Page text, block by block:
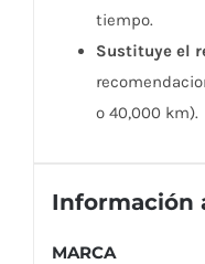
tiempo.
Sustituye el
o 40,000 km).
Información
MARCA